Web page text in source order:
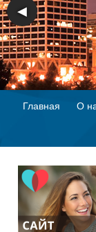
◀
Главная О